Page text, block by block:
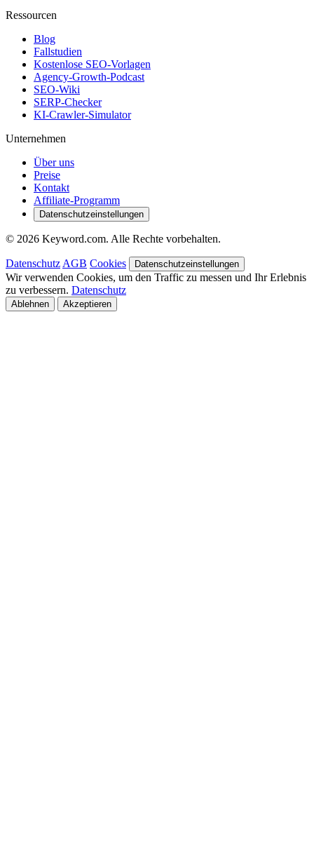
Ressourcen
Blog
Fallstudien
Kostenlose SEO-Vorlagen
Agency-Growth-Podcast
SEO-Wiki
SERP-Checker
KI-Crawler-Simulator
Unternehmen
Über uns
Preise
Kontakt
Affiliate-Programm
Datenschutzeinstellungen
© 2026 Keyword.com. Alle Rechte vorbehalten.
Datenschutz AGB Cookies Datenschutzeinstellungen
Wir verwenden Cookies, um den Traffic zu messen und Ihr Erlebnis
zu verbessern. Datenschutz
Ablehnen Akzeptieren